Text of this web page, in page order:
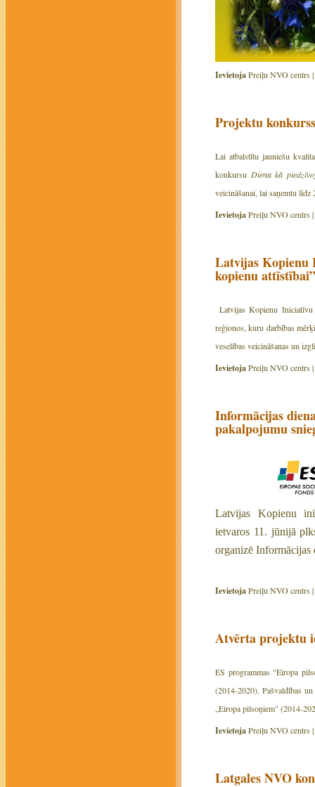
IevietojaPreiļu NVO centrs |
Projektu
Lai atbalstītu jauniešu
konkursu Diena kā
veicināšanai, lai saņemtu
IevietojaPreiļu NVO centrs |
Latvijas Kopienu
kopienu attīstībai”
Latvijas Kopienu
reģionos, kuru darbības
veselības veicināšanas un
IevietojaPreiļu NVO centrs |
Informācijas
pakalpojumu
Latvijas Kopienu
ietvaros 11. jūnijā
organizē Informācijas
IevietojaPreiļu NVO centrs |
Atvērta projektu
ES programmas "Eiropa
(2014-2020). Pašvaldības
„Eiropa pilsoņiem" (2014-
IevietojaPreiļu NVO centrs |
Latgales NVO